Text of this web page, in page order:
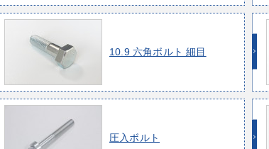
10.9 六角ボルト 細目
圧入ボルト